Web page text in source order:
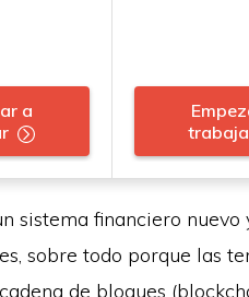
a
sistema financiero
sobre todo porque las
de bloques